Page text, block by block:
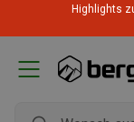
Highlights